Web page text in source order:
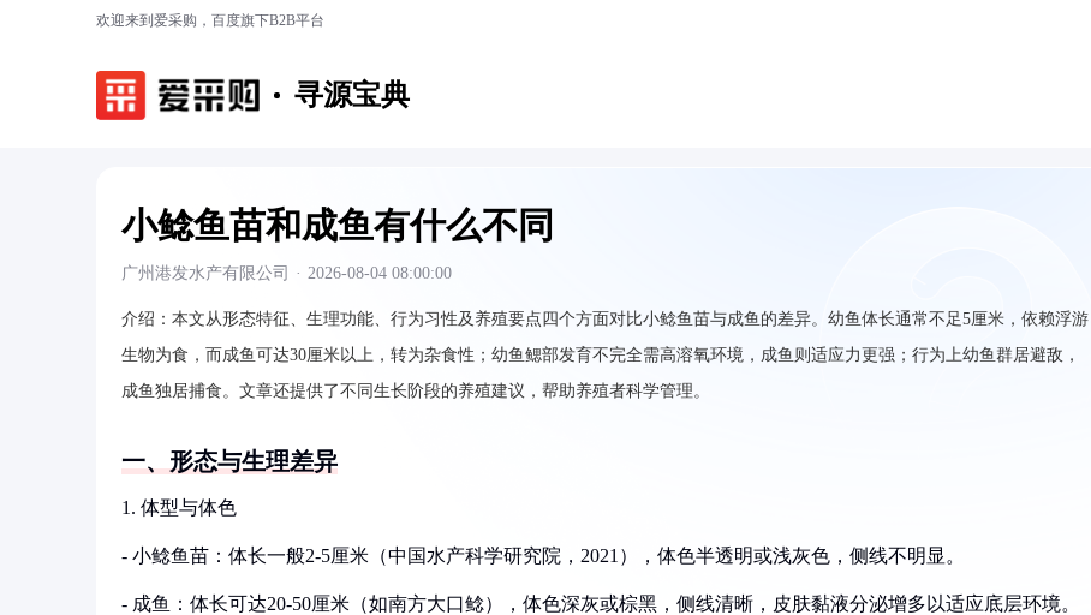
欢迎来到爱采购，百度旗下B2B平台
寻源宝典
小鲶鱼苗和成鱼有什么不同
广州港发水产有限公司 · 2026-08-04 08:00:00
介绍： 本文从形态特征、生理功能、行为习性及养殖要点四个方面对比小鲶鱼苗与成鱼的差异。幼鱼体长通常不足5厘米，依赖浮游
生物为食，而成鱼可达30厘米以上，转为杂食性；幼鱼鳃部发育不完全需高溶氧环境，成鱼则适应力更强；行为上幼鱼群居避敌，
成鱼独居捕食。文章还提供了不同生长阶段的养殖建议，帮助养殖者科学管理。
一、形态与生理差异
1. 体型与体色
- 小鲶鱼苗：体长一般2-5厘米（中国水产科学研究院，2021），体色半透明或浅灰色，侧线不明显。
- 成鱼：体长可达20-50厘米（如南方大口鲶），体色深灰或棕黑，侧线清晰，皮肤黏液分泌增多以适应底层环境。